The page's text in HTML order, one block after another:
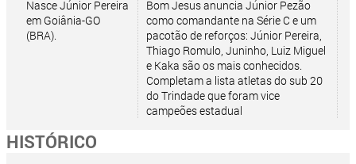
Nasce Júnior Pereira
em Goiânia-GO
(BRA).
Bom Jesus anuncia Júnior Pezão
como comandante na Série C e um
pacotão de reforços: Júnior Pereira,
Thiago Romulo, Juninho, Luiz Miguel
e Kaka são os mais conhecidos.
Completam a lista atletas do sub 20
do Trindade que foram vice
campeões estadual
HISTÓRICO